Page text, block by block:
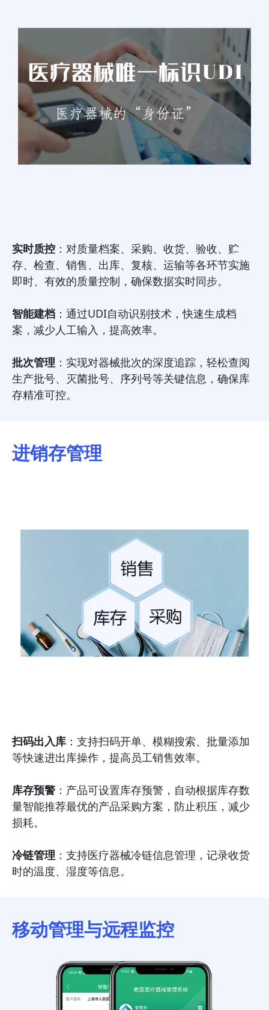
实时质控 ：对质量档案、采购、收货、验收、贮
存、检查、销售、出库、复核、运输等各环节实施
即时、有效的质量控制，确保数据实时同步。
智能建档 ：通过UDI自动识别技术，快速生成档
案，减少人工输入，提高效率。
批次管理 ：实现对器械批次的深度追踪，轻松查阅
生产批号、灭菌批号、序列号等关键信息，确保库
存精准可控。
进销存管理
扫码出入库 ：支持扫码开单、模糊搜索、批量添加
等快速进出库操作，提高员工销售效率。
库存预警 ：产品可设置库存预警，自动根据库存数
量智能推荐最优的产品采购方案，防止积压，减少
损耗。
冷链管理 ：支持医疗器械冷链信息管理，记录收货
时的温度、湿度等信息。
移动管理与远程监控